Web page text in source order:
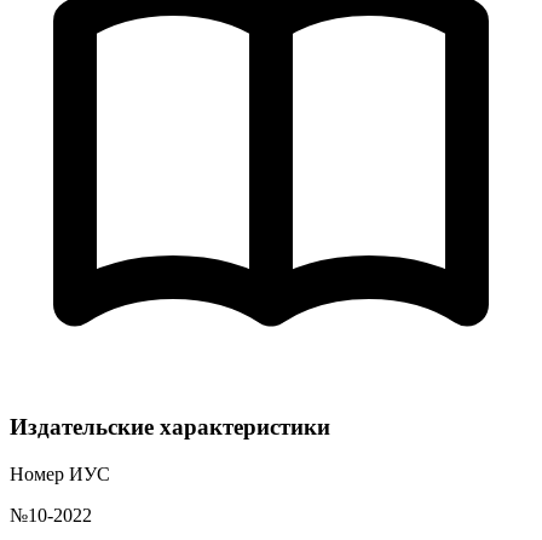
Издательские характеристики
Номер ИУС
№10-2022